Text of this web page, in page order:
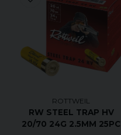
ROTTWEIL
RW STEEL TRAP HV
20/70 24G 2.5MM 25PC